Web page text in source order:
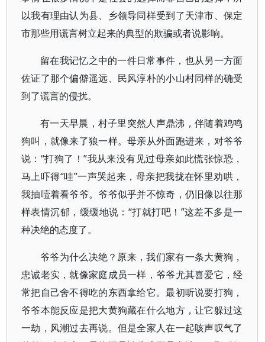
以我有理由认为县、乡领导同样受到了天津市、保定
市那些用谎言树立起来的典型的欺骗或者说影响。
留在我记忆之中的一件日常事件，也从另一方面
佐证了那个偏僻遥远、民风淳朴的小山村同样的确受
到了谎言的侵扰。
有一天早晨，村子里突然人声鼎沸，伴随着鸡鸣
狗叫，就像来了狼一样。母亲从外面跑进来，对爷爷
说：“打狗了！”我从来没有见过母亲如此慌张惊恐，
马上吓得“哇”一声哭起来，母亲把我拢在怀里劝哄，
我抽噎着看爷爷。爷爷似乎并不惊奇，仍旧像以往那
样表情沉郁，缓缓地说：“打就打吧！”这差不多是一
种决绝的态度了。
爷爷为什么决绝？原来，我们家有一条大黄狗，
忠诚老实，就像家庭成员一样，爷爷尤其喜爱它，经
常把自己舍不得吃的东西拿给它。最初听说要打狗，
爷爷本能反应是把大黄狗藏在什么地方，让它躲过这
一劫，风潮过去再说。但是全家人在一起咳声叹气了